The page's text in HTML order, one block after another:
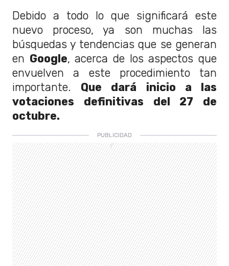
Debido a todo lo que significará este
nuevo proceso, ya son muchas las
búsquedas y tendencias que se generan
en Google, acerca de los aspectos que
envuelven a este procedimiento tan
importante. Que dará inicio a las
votaciones definitivas del 27 de
octubre.